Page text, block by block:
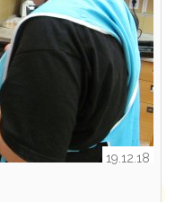
19.12.18